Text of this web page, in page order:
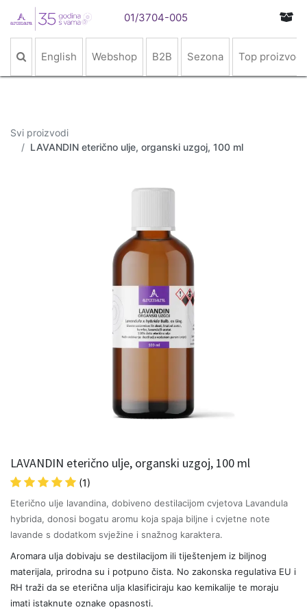
01/3704-005
English Webshop B2B Sezona Top proizvodi
Svi proizvodi
LAVANDIN eterično ulje, organski uzgoj, 100 ml
LAVANDIN eterično ulje, organski uzgoj, 100 ml
(1)
Eterično ulje lavandina, dobiveno destilacijom cvjetova Lavandula
hybrida, donosi bogatu aromu koja spaja biljne i cvjetne note
lavande s dodatkom svježine i snažnog karaktera.
Aromara ulja dobivaju se destilacijom ili tiještenjem iz biljnog
materijala, prirodna su i potpuno čista. No zakonska regulativa EU i
RH traži da se eterična ulja klasificiraju kao kemikalije te moraju
imati istaknute oznake opasnosti.